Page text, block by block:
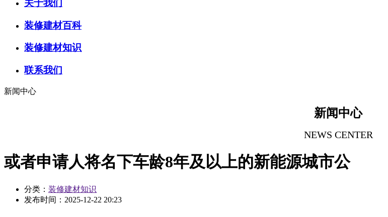
关于我们
装修建材百科
装修建材知识
联系我们
新闻中心
新闻中心
NEWS CENTER
或者申请人将名下车龄8年及以上的新能源城市公
分类： 装修建材知识
发布时间： 2025-12-22 20:23